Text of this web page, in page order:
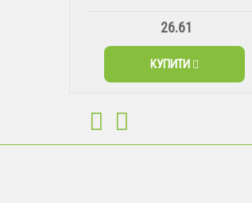
26.61
КУПИТИ